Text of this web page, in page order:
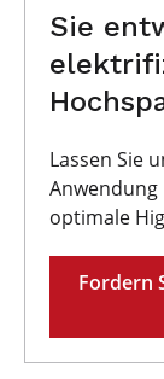
Sie
Lassen Sie
optimale
Fordern